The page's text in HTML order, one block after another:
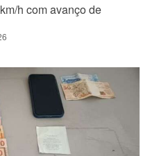
h com avanço de